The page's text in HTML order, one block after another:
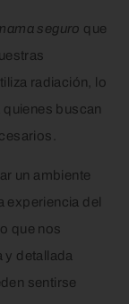
seguro que
radiación, lo
buscan
un ambiente
experiencia del
que nos
y detallada
sentirse